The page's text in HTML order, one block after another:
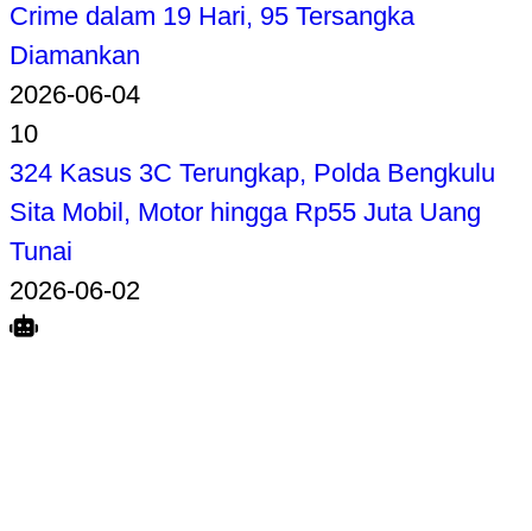
Crime dalam 19 Hari, 95 Tersangka
Diamankan
2026-06-04
10
324 Kasus 3C Terungkap, Polda Bengkulu
Sita Mobil, Motor hingga Rp55 Juta Uang
Tunai
2026-06-02